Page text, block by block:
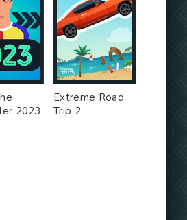
2023
Extreme Road
Trip 2